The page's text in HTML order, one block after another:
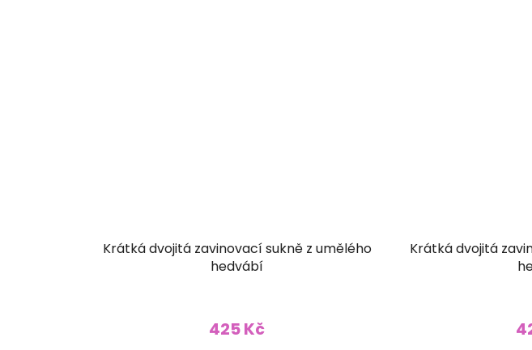
Krátká dvojitá zavinovací sukně z umělého
hedvábí
425 Kč
Krátká dvojitá